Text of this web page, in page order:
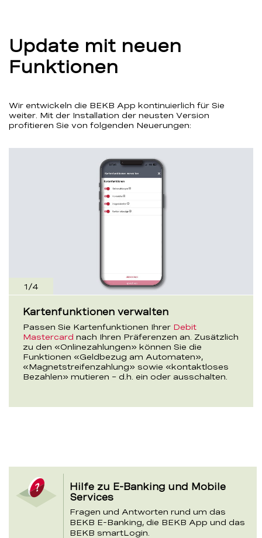
Update mit neuen
Funktionen
Wir entwickeln die BEKB App kontinuierlich für Sie
weiter. Mit der Installation der neusten Version
profitieren Sie von folgenden Neuerungen:
Kartenfunktionen verwalten
Passen Sie Kartenfunktionen Ihrer Debit
Mastercard nach Ihren Präferenzen an. Zusätzlich
zu den «Onlinezahlungen» können Sie die
Funktionen «Geldbezug am Automaten»,
«Magnetstreifenzahlung» sowie «kontaktloses
Bezahlen» mutieren – d.h. ein oder ausschalten.
1/4
Abschnitt
Themenkarten
Hilfe zu E-Banking und Mobile
Services
Fragen und Antworten rund um das
BEKB E-Banking, die BEKB App und das
BEKB smartLogin.